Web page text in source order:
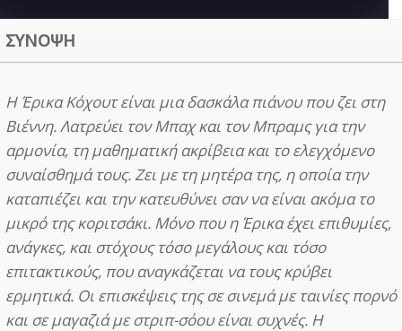
ΣΥΝΟΨΗ
Η Έρικα Κόχουτ είναι μια δασκάλα πιάνου που ζει στη
Βιέννη. Λατρεύει τον Μπαχ και τον Μπραμς για την
αρμονία, τη μαθηματική ακρίβεια και το ελεγχόμενο
συναίσθημά τους. Ζει με τη μητέρα της, η οποία την
καταπιέζει και την κατευθύνει σαν να είναι ακόμα το
μικρό της κοριτσάκι. Μόνο που η Έρικα έχει επιθυμίες,
ανάγκες, και στόχους τόσο μεγάλους και τόσο
επιτακτικούς, που αναγκάζεται να τους κρύβει
ερμητικά. Oι επισκέψεις της σε σινεμά με ταινίες πορνό
και σε μαγαζιά με στριπ-σόου είναι συχνές. Η